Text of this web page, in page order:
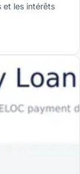
et les intérêts